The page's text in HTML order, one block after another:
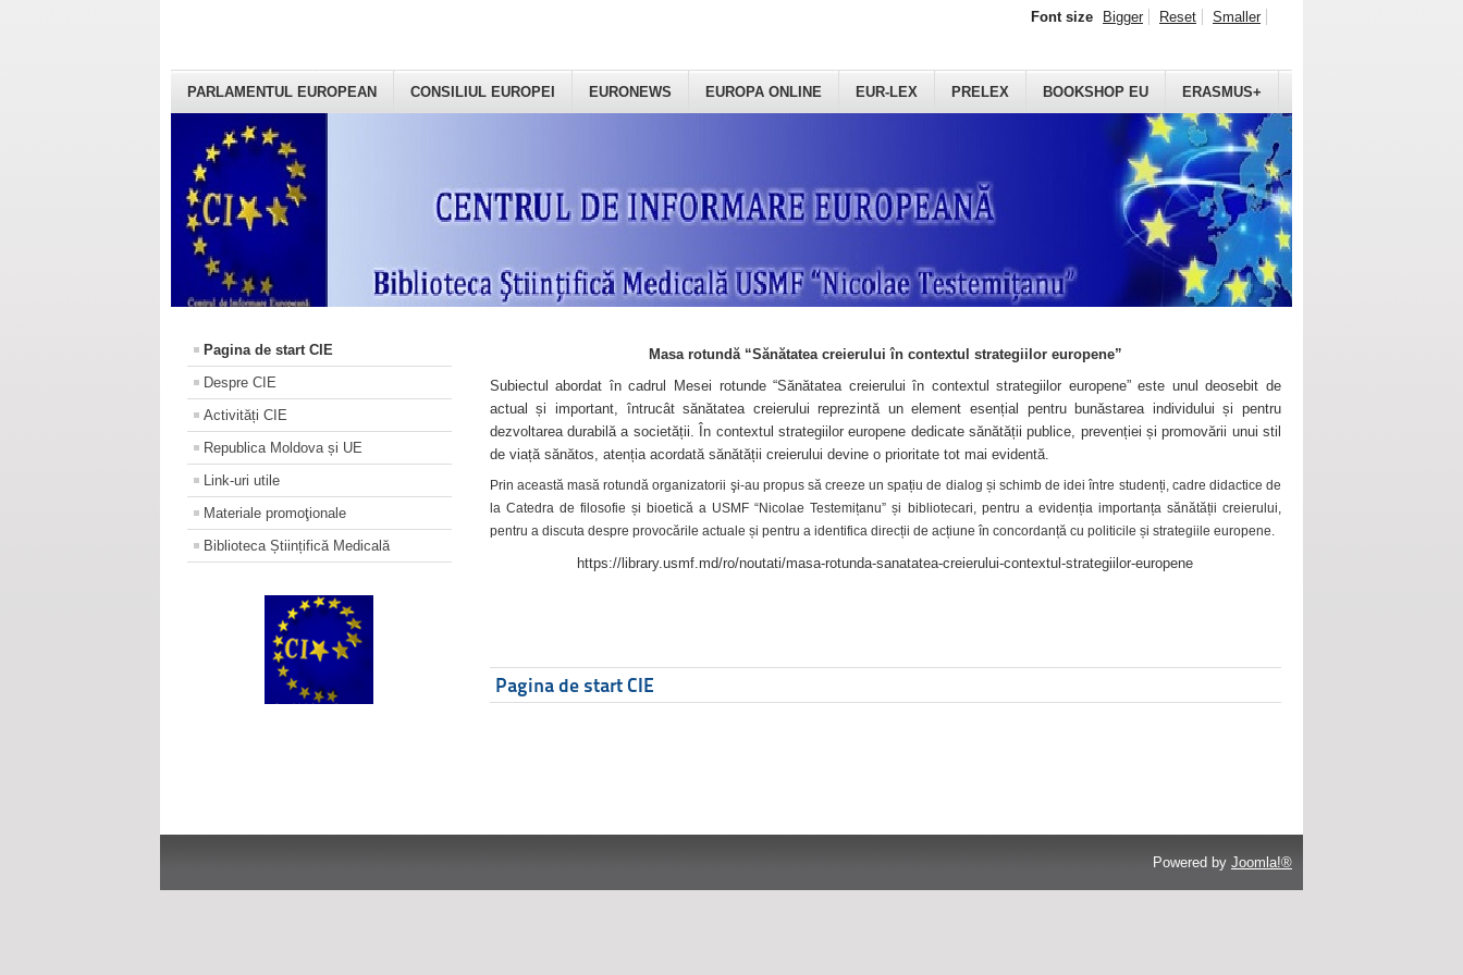
PARLAMENTUL EUROPEAN CONSILIUL EUROPEI EURONEWS EUROPA ONLINE EUR-LEX PRELEX BOOKSHOP EU ERASMUS+
Font size Bigger Reset Smaller
Pagina de start CIE
Despre CIE
Activități CIE
Republica Moldova și UE
Link-uri utile
Materiale promoţionale
Biblioteca Științifică Medicală
Masa rotundă “Sănătatea creierului în contextul strategiilor europene”
Subiectul abordat în cadrul Mesei rotunde “Sănătatea creierului în contextul strategiilor europene” este unul deosebit de
actual și important, întrucât sănătatea creierului reprezintă un element esențial pentru bunăstarea individului și pentru
dezvoltarea durabilă a societății. În contextul strategiilor europene dedicate sănătății publice, prevenției și promovării unui stil
de viață sănătos, atenția acordată sănătății creierului devine o prioritate tot mai evidentă.
Prin această masă rotundă organizatorii şi-au propus să creeze un spațiu de dialog și schimb de idei între studenți, cadre didactice de
la Catedra de filosofie și bioetică a USMF “Nicolae Testemițanu” și bibliotecari, pentru a evidenția importanța sănătății creierului,
pentru a discuta despre provocările actuale și pentru a identifica direcții de acțiune în concordanță cu politicile și strategiile europene.
https://library.usmf.md/ro/noutati/masa-rotunda-sanatatea-creierului-contextul-strategiilor-europene
Pagina de start CIE
Powered by Joomla!®